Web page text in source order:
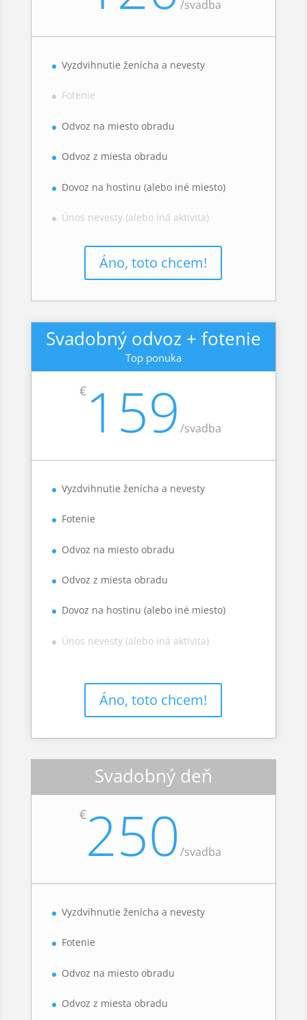
/svadba
Vyzdvihnutie ženícha a nevesty
Fotenie
Odvoz na miesto obradu
Odvoz z miesta obradu
Dovoz na hostinu (alebo iné miesto)
Únos nevesty (alebo iná aktivita)
Áno, toto chcem!
Svadobný odvoz + fotenie
Top ponuka
€159 /svadba
Vyzdvihnutie ženícha a nevesty
Fotenie
Odvoz na miesto obradu
Odvoz z miesta obradu
Dovoz na hostinu (alebo iné miesto)
Únos nevesty (alebo iná aktivita)
Áno, toto chcem!
Svadobný deň
€250 /svadba
Vyzdvihnutie ženícha a nevesty
Fotenie
Odvoz na miesto obradu
Odvoz z miesta obradu